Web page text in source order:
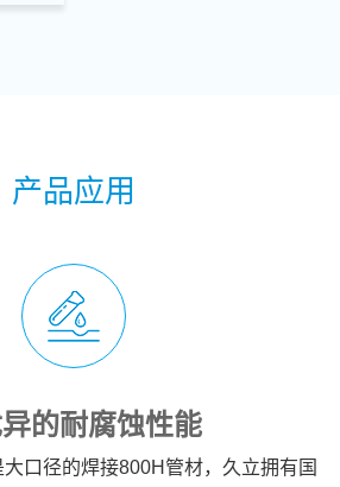
产品应用
的耐腐蚀性能
口径的焊接800H管材，久立拥有国